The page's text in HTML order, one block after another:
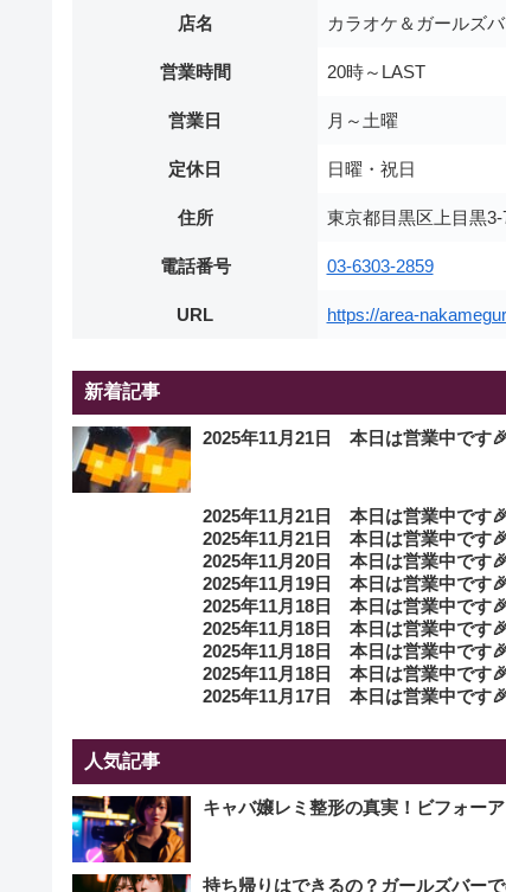
店名 カラオケ＆ガールズ
営業時間 20時～LAST
営業日 月～土曜
定休日 日曜・祝日
住所 東京都目黒区上目黒
電話番号 03-6303-2859
URL https://area-
新着記事
2025年11月21日 本日は営業中です
2025年11月21日 本日は営業中です
2025年11月21日 本日は営業中です
2025年11月20日 本日は営業中です
2025年11月19日 本日は営業中です
2025年11月18日 本日は営業中です
2025年11月18日 本日は営業中です
2025年11月18日 本日は営業中です
2025年11月18日 本日は営業中です
2025年11月17日 本日は営業中です
人気記事
キャバ嬢レミ整形の真実！ビフォー
持ち帰りはできるの？ガールズバー